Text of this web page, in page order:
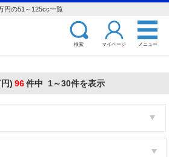
円の51～125cc一覧
検索 マイページ メニュー
) 96件中 1～30件を表示